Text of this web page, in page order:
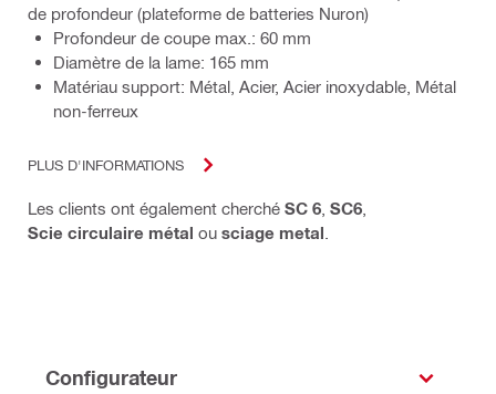
de profondeur (plateforme de batteries Nuron)
Profondeur de coupe max.: 60 mm
Diamètre de la lame: 165 mm
Matériau support: Métal, Acier, Acier inoxydable, Métal
non-ferreux
PLUS D'INFORMATIONS
Les clients ont également cherché SC 6 SC6
Scie circulaire métal ou sciage metal
Configurateur